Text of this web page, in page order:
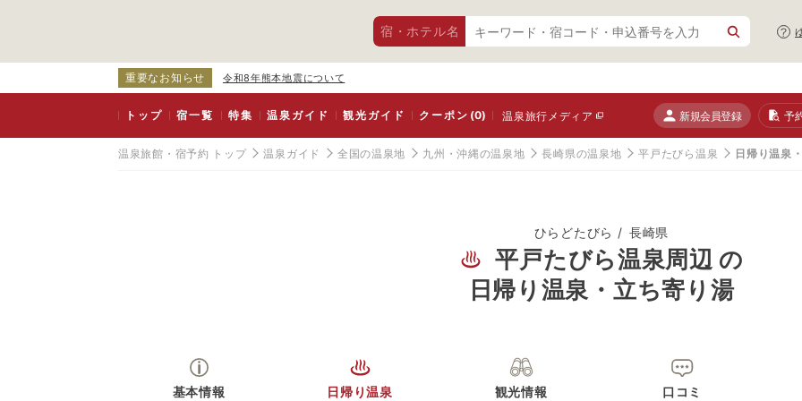
宿・ホテル名
重要なお知らせ 令和8年熊本地震について
トップ 宿一覧 特集 温泉ガイド 観光ガイド クーポン(0) 温泉旅行メディア 新規会員登録 予
温泉旅館・宿予約 トップ 温泉ガイド 全国の温泉地 九州・沖縄の温泉地 長崎県の温泉地 平戸たびら温泉 日帰り温泉
ひらどたびら 長崎県
平戸たびら温泉周辺 の
日帰り温泉・立ち寄り湯
基本情報 日帰り温泉 観光情報 口コミ